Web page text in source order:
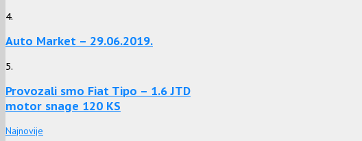
4.
Auto Market – 29.06.2019.
5.
Provozali smo Fiat Tipo – 1.6 JTD
motor snage 120 KS
Najnovije